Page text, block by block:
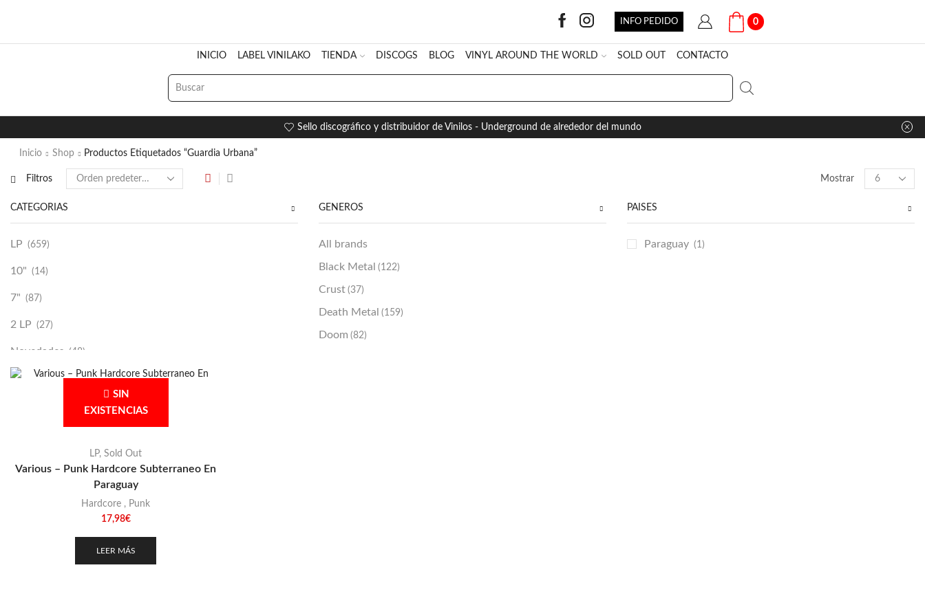
INFO PEDIDO 0
INICIO LABEL VINILAKO TIENDA DISCOGS BLOG VINYL AROUND THE WORLD SOLD OUT CONTACTO
SEARCH
INPUT
Sello discográfico y distribuidor de Vinilos - Underground de alrededor del mundo
Inicio Shop Productos Etiquetados “Guardia Urbana”
Filtros Mostrar
Products
per
CATEGORÍAS
LP (659)
10" (14)
7" (87)
2 LP (27)
Novedades (48)
Vinilako (34)
GÉNEROS
All brands
Black Metal (122)
Crust (37)
Death Metal (159)
Doom (82)
PAÍSES
Paraguay (1)
SIN
EXISTENCIAS
LP, Sold Out
Various – Punk Hardcore Subterraneo En
Paraguay
Hardcore , Punk
17,98€
LEER MÁS